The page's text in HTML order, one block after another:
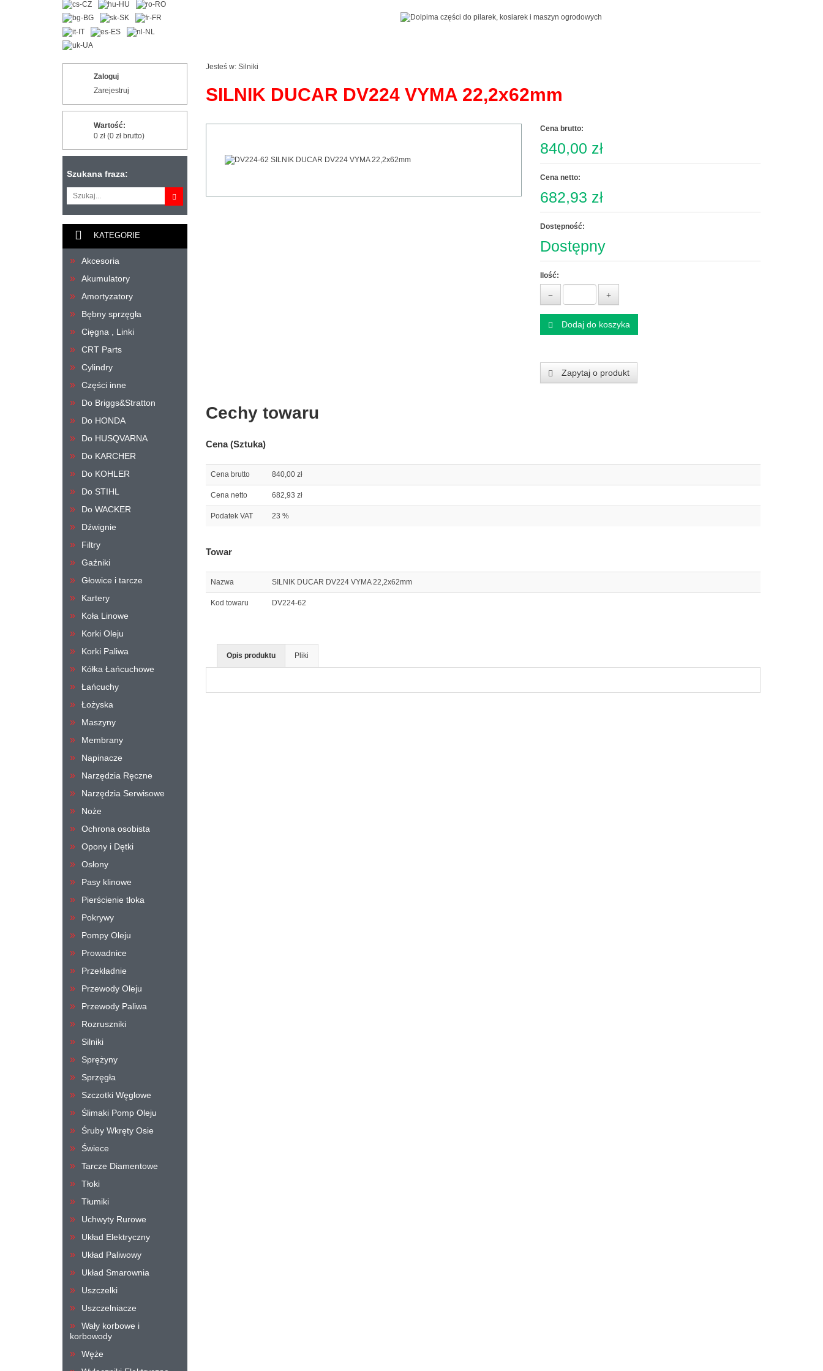
Zaloguj
Zarejestruj
Wartość:
0 zł (0 zł brutto)
Szukana fraza:
KATEGORIE
Akcesoria
Akumulatory
Amortyzatory
Bębny sprzęgła
Cięgna , Linki
CRT Parts
Cylindry
Części inne
Do Briggs&Stratton
Do HONDA
Do HUSQVARNA
Do KARCHER
Do KOHLER
Do STIHL
Do WACKER
Dźwignie
Filtry
Gaźniki
Głowice i tarcze
Kartery
Koła Linowe
Korki Oleju
Korki Paliwa
Kółka Łańcuchowe
Łańcuchy
Łożyska
Maszyny
Membrany
Napinacze
Narzędzia Ręczne
Narzędzia Serwisowe
Noże
Ochrona osobista
Opony i Dętki
Osłony
Pasy klinowe
Pierścienie tłoka
Pokrywy
Pompy Oleju
Prowadnice
Przekładnie
Przewody Oleju
Przewody Paliwa
Rozruszniki
Silniki
Sprężyny
Sprzęgła
Szczotki Węglowe
Ślimaki Pomp Oleju
Śruby Wkręty Osie
Świece
Tarcze Diamentowe
Tłoki
Tłumiki
Uchwyty Rurowe
Układ Elektryczny
Układ Paliwowy
Układ Smarownia
Uszczelki
Uszczelniacze
Wały korbowe i
korbowody
Węże
Jesteś w: Silniki
SILNIK DUCAR DV224 VYMA 22,2x62mm
Cena brutto:
840,00 zł
Cena netto:
682,93 zł
Dostępność:
Dostępny
Ilość:
Dodaj do koszyka
Zapytaj o produkt
Cechy towaru
Cena (Sztuka)
Cena brutto 840,00 zł
Cena netto 682,93 zł
Podatek VAT 23 %
Towar
Nazwa SILNIK DUCAR DV224 VYMA 22,2x62mm
Kod towaru DV224-62
Opis produktu Pliki